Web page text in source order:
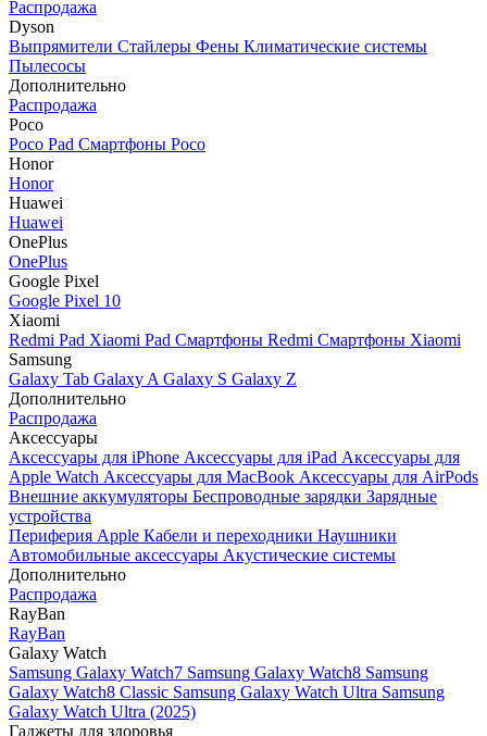
Распродажа
Dyson
Выпрямители Стайлеры Фены Климатические системы
Пылесосы
Дополнительно
Распродажа
Poco
Poco Pad Смартфоны Poco
Honor
Honor
Huawei
Huawei
OnePlus
OnePlus
Google Pixel
Google Pixel 10
Xiaomi
Redmi Pad Xiaomi Pad Смартфоны Redmi Смартфоны Xiaomi
Samsung
Galaxy Tab Galaxy A Galaxy S Galaxy Z
Дополнительно
Распродажа
Аксессуары
Аксессуары для iPhone Аксессуары для iPad Аксессуары для
Apple Watch Аксессуары для MacBook Аксессуары для AirPods
Внешние аккумуляторы Беспроводные зарядки Зарядные
устройства
Периферия Apple Кабели и переходники Наушники
Автомобильные аксессуары Акустические системы
Дополнительно
Распродажа
RayBan
RayBan
Galaxy Watch
Samsung Galaxy Watch7 Samsung Galaxy Watch8 Samsung
Galaxy Watch8 Classic Samsung Galaxy Watch Ultra Samsung
Galaxy Watch Ultra (2025)
Гаджеты для здоровья